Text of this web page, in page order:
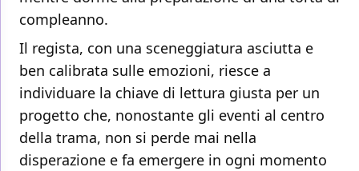
compleanno.
Il regista, con una sceneggiatura asciutta e
ben calibrata sulle emozioni, riesce a
individuare la chiave di lettura giusta per un
progetto che, nonostante gli eventi al centro
della trama, non si perde mai nella
disperazione e fa emergere in ogni momento